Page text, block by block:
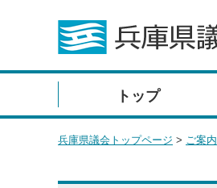
トップ
兵庫県議会トップページ > ご案内